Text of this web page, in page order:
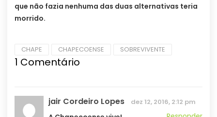
que não fazia nenhuma das duas alternativas teria
morrido.
CHAPE CHAPECOENSE SOBREVIVENTE
1 Comentário
jair Cordeiro Lopes dez 12, 2016, 2:12 pm